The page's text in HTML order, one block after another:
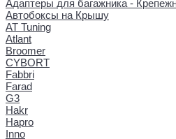
Адаптеры для багажника -
Автобоксы на Крышу
AT Tuning
Atlant
Broomer
CYBORT
Fabbri
Farad
G3
Hakr
Hapro
Inno